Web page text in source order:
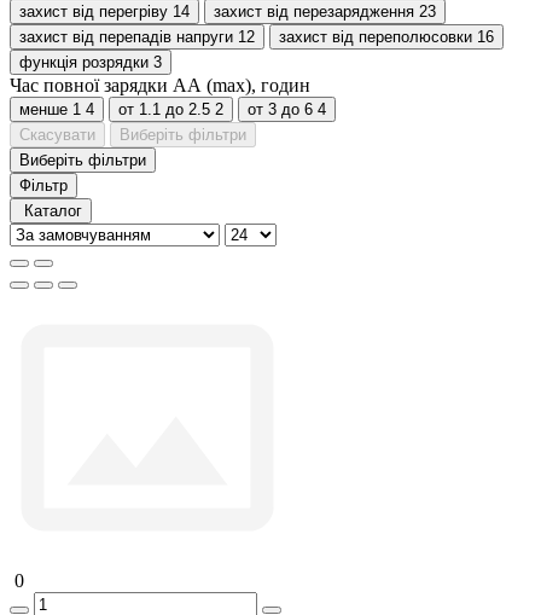
захист від перегріву 14 захист від перезарядження 23
захист від перепадів напруги 12 захист від переполюсовки 16
функція розрядки 3
Час повної зарядки АА (max), годин
менше 1 4 от 1.1 до 2.5 2 от 3 до 6 4
Скасувати
Виберіть фільтри
Виберіть фільтри
Фільтр
Каталог
0